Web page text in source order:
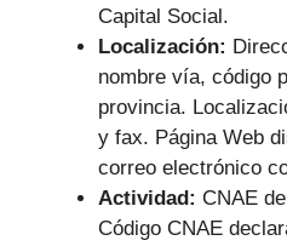
Capital Social.
Localización:
nombre vía, código
provincia.
y fax. Página Web
correo electrónico
Actividad: CNAE
Código CNAE